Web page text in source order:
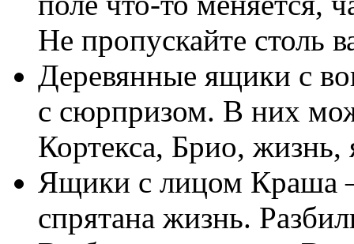
Не пропускайте столь
Деревянные ящики с
с сюрпризом. В них
Кортекса, Брио, жизнь,
Ящики с лицом Краша
спрятана жизнь.